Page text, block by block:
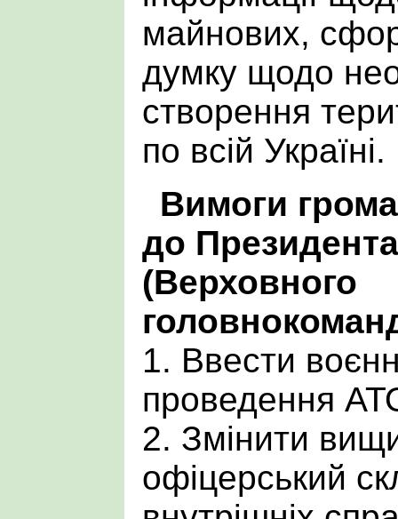
майнових,
думку щодо
створення
по всій Україні.
Вимоги
до
(Верховного
1. Ввести
проведення
2. Змінити
офіцерський